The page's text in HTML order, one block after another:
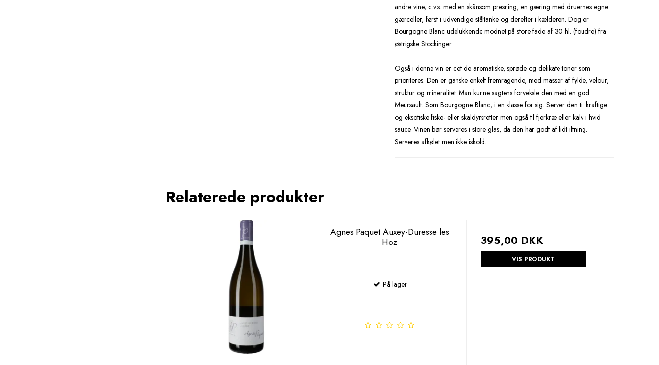
andre vine, d.v.s. med en skånsom presning, en gæring med druernes egne
gærceller, først i udvendige ståltanke og derefter i kælderen. Dog er
Bourgogne Blanc udelukkende modnet på store fade af 30 hl. (foudre) fra
østrigske Stockinger.
Også i denne vin er det de aromatiske, sprøde og delikate toner som
prioriteres. Den er ganske enkelt fremragende, med masser af fylde, velour,
struktur og mineralitet. Man kunne sagtens forveksle den med en god
Meursault. Som Bourgogne Blanc, i en klasse for sig. Server den til kraftige
og eksotiske fiske- eller skaldyrsretter men også til fjerkræ eller kalv i hvid
sauce. Vinen bør serveres i store glas, da den har godt af lidt iltning.
Serveres afkølet men ikke iskold.
Relaterede produkter
Agnes Paquet Auxey-Duresse les
Hoz
På lager
395,00 DKK
VIS PRODUKT